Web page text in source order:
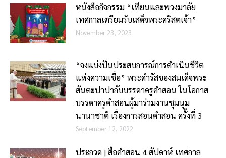
หนังสือกิจกรรม “เทียนและพวงมาลัย
เทศกาลเตรียมรับเสด็จพระคริสตเจ้า”
November 23, 2023
“จงแบ่งปันประสบการณ์การดำเนินชีวิต
แห่งความเชื่อ” พระดำรัสของสมเด็จพระ
สันตะปาปากับบรรดาครูคำสอน ในโอกาส
บรรดาครูคำสอนผู้มาร่วมงานชุมนุม
นานาชาติ เรื่องการสอนคำสอน ครั้งที่ 3
September 12, 2022
ประกวด | สื่อคำสอน 4 สัปดาห์ เทศกาล